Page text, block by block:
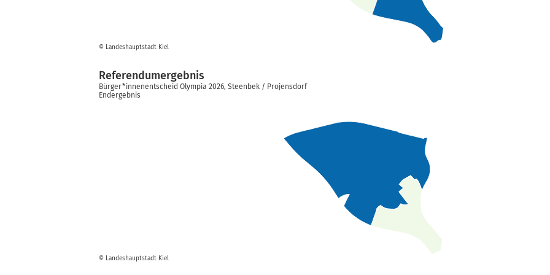
© Landeshauptstadt Kiel
© Landeshauptstadt Kiel
Referendumergebnis
Bürger*innenentscheid Olympia 2026, Steenbek / Projensdorf
Endergebnis